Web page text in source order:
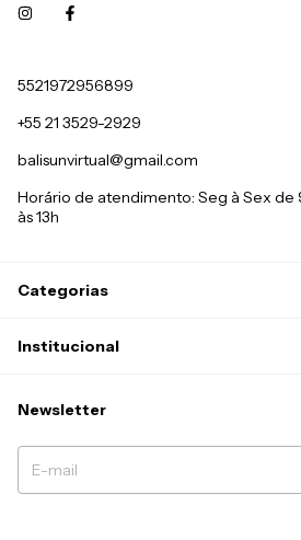
5521972956899
+55 21 3529-2929
balisunvirtual@gmail.com
Horário de atendimento: Seg à Sex de
às 13h
Categorias
Institucional
Newsletter